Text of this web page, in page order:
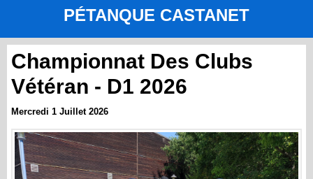
PÉTANQUE CASTANET
Championnat Des Clubs
Vétéran - D1 2026
Mercredi 1 Juillet 2026